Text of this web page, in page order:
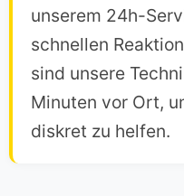
unserem 24h-
schnellen
sind unsere
Minuten vor Ort,
diskret zu helfen.